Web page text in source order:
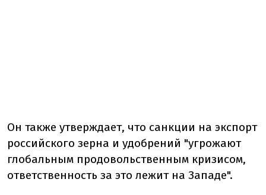
Он также утверждает, что санкции на экспорт
российского зерна и удобрений "угрожают
глобальным продовольственным кризисом,
ответственность за это лежит на Западе".